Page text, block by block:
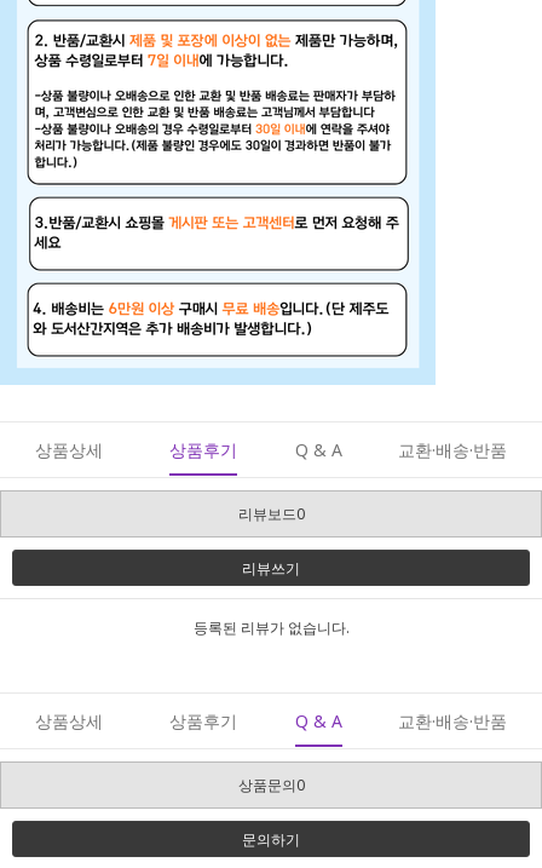
상품상세 상품후기 Q & A 교환·배송·반품
리뷰보드0
리뷰쓰기
등록된 리뷰가 없습니다.
상품상세 상품후기 Q & A 교환·배송·반품
상품문의0
문의하기